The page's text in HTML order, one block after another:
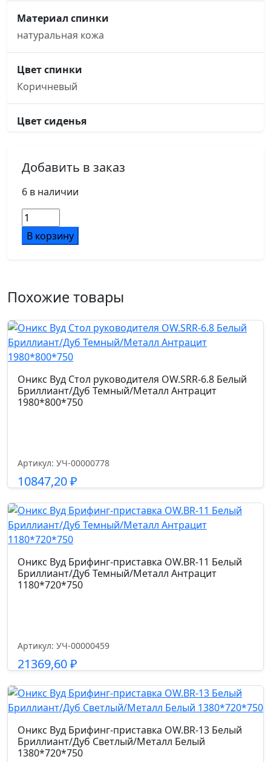
Материал спинки
натуральная кожа
Цвет спинки
Коричневый
Цвет сиденья
Основание кресла
пятилучье, d700, металлическое хромированное
Ролики
d50
100
Допустимая нагрузка кг.
150.0
Размер габариты, см.
73*74*130
Глубина сиденья см.
Высота спинки см.
Высота от пола до сиденья см.
65-75
Добавить в заказ
6 в наличии
Количество
товара
Ялта
2.4
R
(R)
white
Дуб
Мали/
Стекло
White
В корзину
Похожие товары
Оникс Вуд Стол руководителя OW.SRR-6.8 Белый
Бриллиант/Дуб Темный/Металл Антрацит
1980*800*750
Артикул: УЧ-00000778
10847,20₽
Подробнее
Оникс Вуд Брифинг-приставка OW.BR-11 Белый
Бриллиант/Дуб Темный/Металл Антрацит
1180*720*750
Артикул: УЧ-00000459
21369,60₽
Подробнее
Оникс Вуд Брифинг-приставка OW.BR-13 Белый
Бриллиант/Дуб Светлый/Металл Белый
1380*720*750